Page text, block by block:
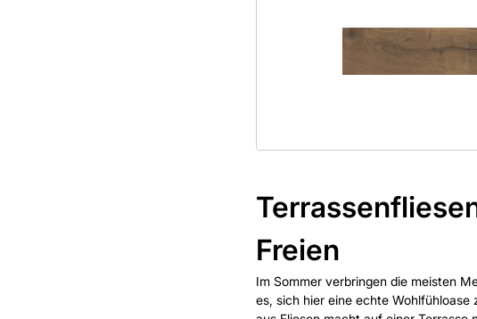
Freien
Im Sommer verbringen die meisten
es, sich hier eine echte Wohlfühloase